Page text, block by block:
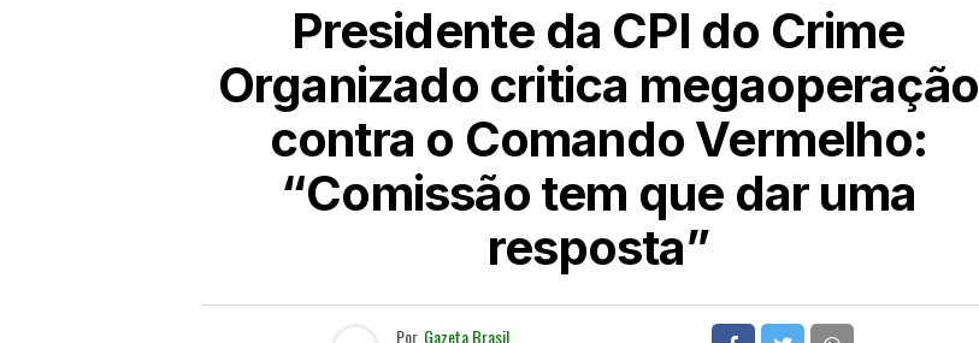
Presidente da CPI do Crime
Organizado critica megaoperação
contra o Comando Vermelho:
“Comissão tem que dar uma
resposta”
Por Gazeta Brasil